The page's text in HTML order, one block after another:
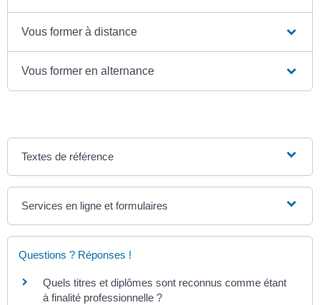
Vous former à distance
Vous former en alternance
Textes de référence
Services en ligne et formulaires
Questions ? Réponses !
Quels titres et diplômes sont reconnus comme étant
à finalité professionnelle ?